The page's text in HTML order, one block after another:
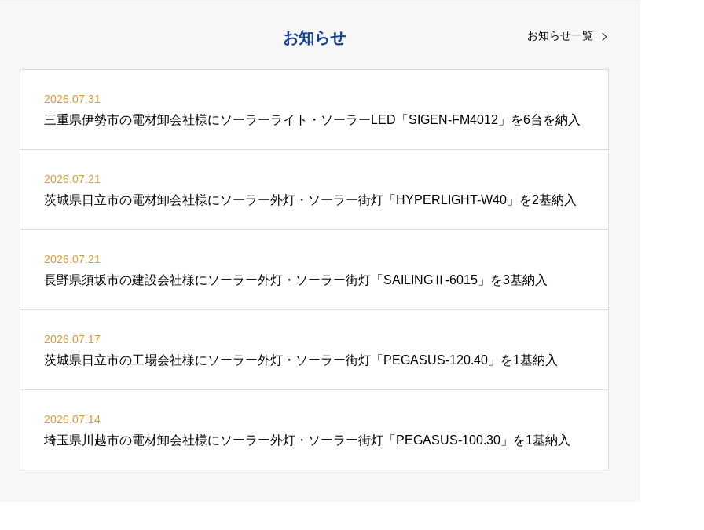
お知らせ
2026.07.31
三重県伊勢市の電材卸会社様にソーラーライト・ソーラーLED「SIGEN-FM4012」を6台を納入
2026.07.21
茨城県日立市の電材卸会社様にソーラー外灯・ソーラー街灯「HYPERLIGHT-W40」を2基納入
2026.07.21
長野県須坂市の建設会社様にソーラー外灯・ソーラー街灯「SAILINGⅡ-6015」を3基納入
2026.07.17
茨城県日立市の工場会社様にソーラー外灯・ソーラー街灯「PEGASUS-120.40」を1基納入
2026.07.14
埼玉県川越市の電材卸会社様にソーラー外灯・ソーラー街灯「PEGASUS-100.30」を1基納入
お知らせ一覧